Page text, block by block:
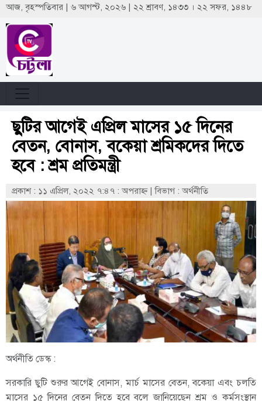
আজ, বৃহস্পতিবার | ৬ আগস্ট, ২০২৬ | ২২ শ্রাবণ, ১৪৩৩ । ২২ সফর, ১৪৪৮
ছুটির আগেই এপ্রিল মাসের ১৫ দিনের
বেতন, বোনাস, বকেয়া শ্রমিকদের দিতে
হবে : শ্রম প্রতিমন্ত্রী
প্রকাশ : ১১ এপ্রিল, ২০২২ ৭:৪৭ : অপরাহ্ণ |বিভাগ : অর্থনীতি
অর্থনীতি ডেস্ক :
সরকারি ছুটি শুরুর আগেই বোনাস, মার্চ মাসের বেতন, বকেয়া এবং চলতি
মাসের ১৫ দিনের বেতন দিতে হবে বলে জানিয়েছেন শ্রম ও কর্মসংস্থান